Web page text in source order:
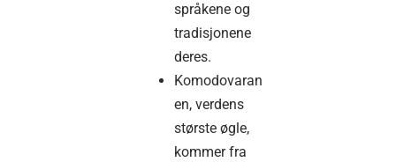
språkene og
tradisjonene
deres.
Komodovaran
en, verdens
største øgle,
kommer fra